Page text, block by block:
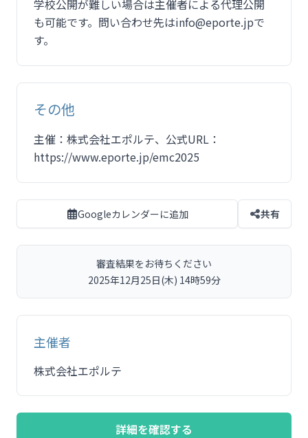
学校公開が難しい場合は主催者による代理公開
も可能です。問い合わせ先はinfo@eporte.jpで
す。
その他
主催：株式会社エポルテ、公式URL：
https://www.eporte.jp/emc2025
Googleカレンダーに追加 共有
審査結果をお待ちください
2025年12月25日(木) 14時59分
主催者
株式会社エポルテ
詳細を確認する